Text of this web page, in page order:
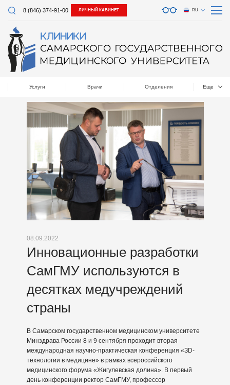
8 (846) 374-91-00 ЛИЧНЫЙ КАБИНЕТ RU
Услуги Врачи Отделения Еще
08.09.2022
Инновационные разработки
СамГМУ используются в
десятках медучреждений
страны
В Самарском государственном медицинском университете
Минздрава России 8 и 9 сентября проходит вторая
международная научно-практическая конференция «ЗD-
технологии в медицине» в рамках всероссийского
медицинского форума «Жигулевская долина». В первый
день конференции ректор СамГМУ, профессор